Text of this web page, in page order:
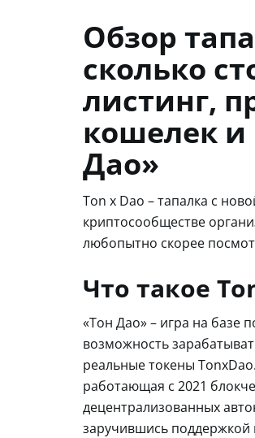
Обзор
сколько
листинг,
кошелек и
Дао»
Ton x Dao – тапалка с
криптосообществе
любопытно скорее
Что такое
«Тон Дао» – игра на базе
возможность
реальные токены
работающая с 2021
децентрализованных
заручившись поддержкой